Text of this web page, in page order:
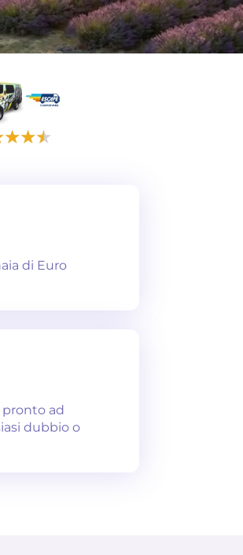
di Euro
ad
dubbio o